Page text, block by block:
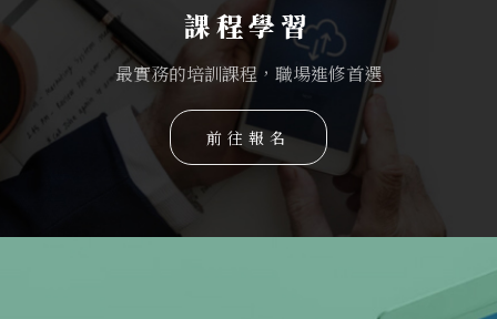
課程學習
最實務的培訓課程，職場進修首選
前往報名